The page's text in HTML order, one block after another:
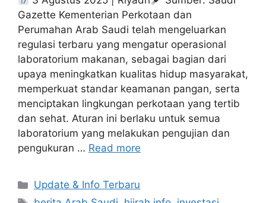
Gazette Kementerian Perkotaan dan
Perumahan Arab Saudi telah mengeluarkan
regulasi terbaru yang mengatur operasional
laboratorium makanan, sebagai bagian dari
upaya meningkatkan kualitas hidup masyarakat,
memperkuat standar keamanan pangan, serta
menciptakan lingkungan perkotaan yang tertib
dan sehat. Aturan ini berlaku untuk semua
laboratorium yang melakukan pengujian dan
pengukuran … Read more
Categories
Update & Info Terbaru
Tags